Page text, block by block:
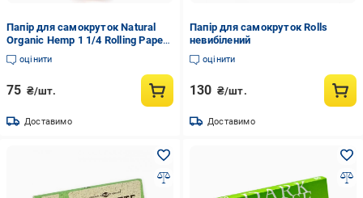
Папір для самокруток Natural
Organic Hemp 1 1/4 Rolling Paper
+ Tips
оцінити
75 ₴/шт.
Доставимо
Папір для самокруток Rolls
невибілений
оцінити
130 ₴/шт.
Доставимо